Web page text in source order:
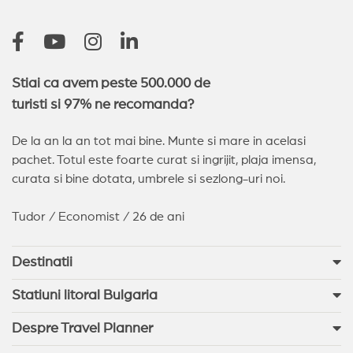
Stiai ca avem peste 500.000 de
turisti si 97% ne recomanda?
De la an la an tot mai bine. Munte si mare in acelasi
pachet. Totul este foarte curat si ingrijit, plaja imensa,
curata si bine dotata, umbrele si sezlong-uri noi.
Tudor / Economist / 26 de ani
Destinatii
Statiuni litoral Bulgaria
Despre Travel Planner